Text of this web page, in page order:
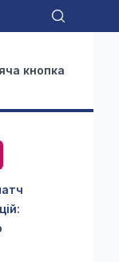
кнопка